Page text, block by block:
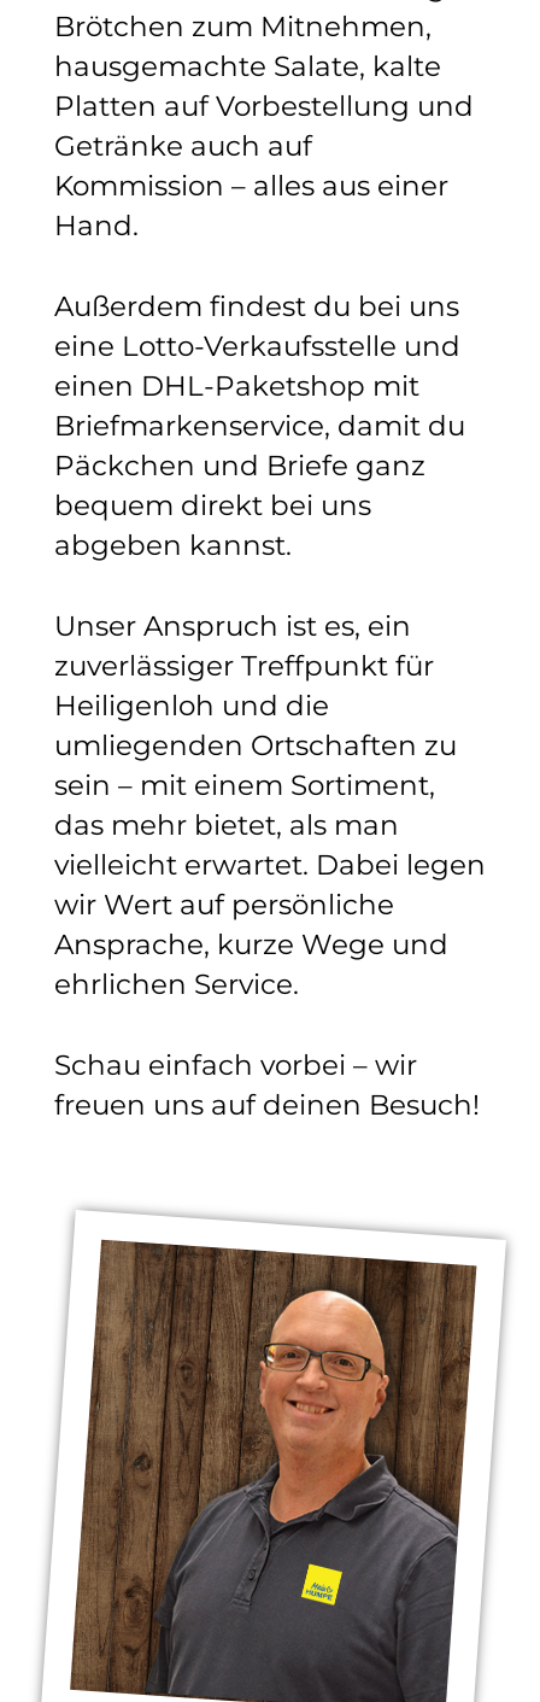
Brötchen zum Mitnehmen,
hausgemachte Salate, kalte
Platten auf Vorbestellung und
Getränke auch auf
Kommission – alles aus einer
Hand.
Außerdem findest du bei uns
eine Lotto-Verkaufsstelle und
einen DHL-Paketshop mit
Briefmarkenservice, damit du
Päckchen und Briefe ganz
bequem direkt bei uns
abgeben kannst.
Unser Anspruch ist es, ein
zuverlässiger Treffpunkt für
Heiligenloh und die
umliegenden Ortschaften zu
sein – mit einem Sortiment,
das mehr bietet, als man
vielleicht erwartet. Dabei legen
wir Wert auf persönliche
Ansprache, kurze Wege und
ehrlichen Service.
Schau einfach vorbei – wir
freuen uns auf deinen Besuch!